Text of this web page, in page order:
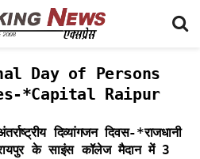
Day of Persons
*Capital Raipur
दिव्यांगजन दिवस-*राजधानी
के साइंस कॉलेज मैदान में 3